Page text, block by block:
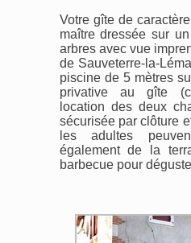
Votre gîte de
maître dressée sur
arbres avec vue
de Sauveterre-la-
piscine de 5 mètres
privative au gîte
location des deux
sécurisée par clôture
les adultes
également de la
barbecue pour